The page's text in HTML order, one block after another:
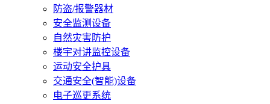
防盗/报警器材
安全监测设备
自然灾害防护
楼宇对讲监控设备
运动安全护具
交通安全(智能)设备
电子巡更系统